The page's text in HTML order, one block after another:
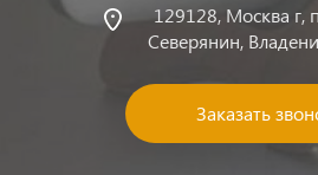
129128, Москва г,
Северянин,
Заказать